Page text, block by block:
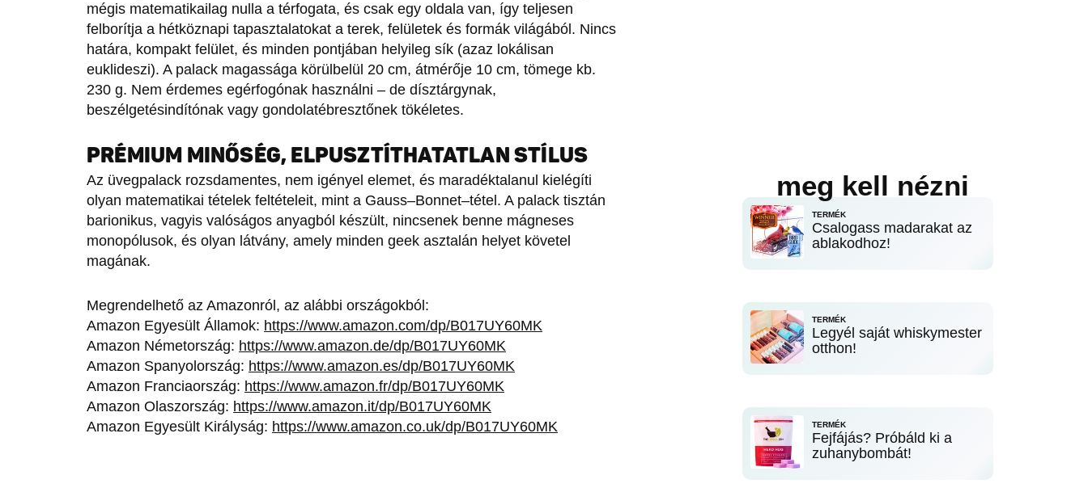
mégis matematikailag nulla a térfogata, és csak egy oldala van, így teljesen
felborítja a hétköznapi tapasztalatokat a terek, felületek és formák világából. Nincs
határa, kompakt felület, és minden pontjában helyileg sík (azaz lokálisan
euklideszi). A palack magassága körülbelül 20 cm, átmérője 10 cm, tömege kb.
230 g. Nem érdemes egérfogónak használni – de dísztárgynak,
beszélgetésindítónak vagy gondolatébresztőnek tökéletes.
PRÉMIUM MINŐSÉG, ELPUSZTÍTHATATLAN STÍLUS
Az üvegpalack rozsdamentes, nem igényel elemet, és maradéktalanul kielégíti
olyan matematikai tételek feltételeit, mint a Gauss–Bonnet–tétel. A palack tisztán
barionikus, vagyis valóságos anyagból készült, nincsenek benne mágneses
monopólusok, és olyan látvány, amely minden geek asztalán helyet követel
magának.
Megrendelhető az Amazonról, az alábbi országokból:
Amazon Egyesült Államok: https://www.amazon.com/dp/B017UY60MK
Amazon Németország: https://www.amazon.de/dp/B017UY60MK
Amazon Spanyolország: https://www.amazon.es/dp/B017UY60MK
Amazon Franciaország: https://www.amazon.fr/dp/B017UY60MK
Amazon Olaszország: https://www.amazon.it/dp/B017UY60MK
Amazon Egyesült Királyság: https://www.amazon.co.uk/dp/B017UY60MK
meg kell nézni
TERMÉK
Csalogass madarakat az
ablakodhoz!
TERMÉK
Legyél saját whiskymester
otthon!
TERMÉK
Fejfájás? Próbáld ki a
zuhanybombát!